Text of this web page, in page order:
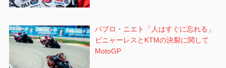
パブロ・ニエト「人はすぐに忘れる」
ビニャーレスとKTMの決裂に関して
MotoGP